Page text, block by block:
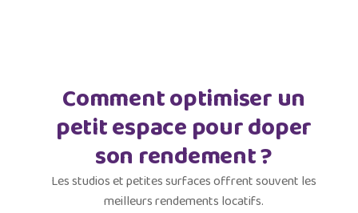
Comment optimiser un
petit espace pour doper
son rendement ?
Les studios et petites surfaces offrent souvent les
meilleurs rendements locatifs.